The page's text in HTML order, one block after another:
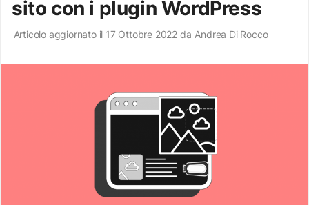
sito con i plugin WordPress
Articolo aggiornato il 17 Ottobre 2022 da Andrea Di Rocco